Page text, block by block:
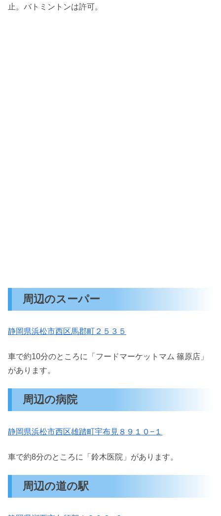
止。バトミントンは許可。
周辺のスーパー
静岡県浜松市西区馬郡町２５３５
車で約10分のところに「フードマーケットマム 篠原店」
があります。
周辺の病院
静岡県浜松市西区雄踏町宇布見８９１０−１
車で約8分のところに「鈴木医院」があります。
周辺の道の駅